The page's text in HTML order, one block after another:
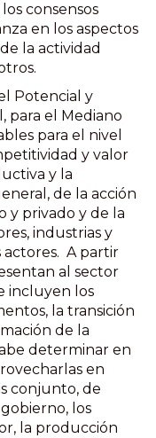
consensos
en los aspectos
la actividad
Potencial y
para el Mediano
para el nivel
y valor
y la
de la acción
y privado y de la
industrias y
actores. A partir
al sector
incluyen los
la transición
de la
determinar en
en
conjunto, de
los
la producción